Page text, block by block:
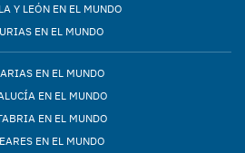
Y LEÓN EN EL MUNDO
EN EL MUNDO
EN EL MUNDO
EN EL MUNDO
EN EL MUNDO
EN EL MUNDO